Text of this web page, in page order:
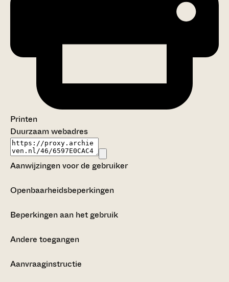
Printen
Duurzaam webadres
Aanwijzingen voor de gebruiker
Openbaarheidsbeperkingen
Beperkingen aan het gebruik
Andere toegangen
Aanvraaginstructie